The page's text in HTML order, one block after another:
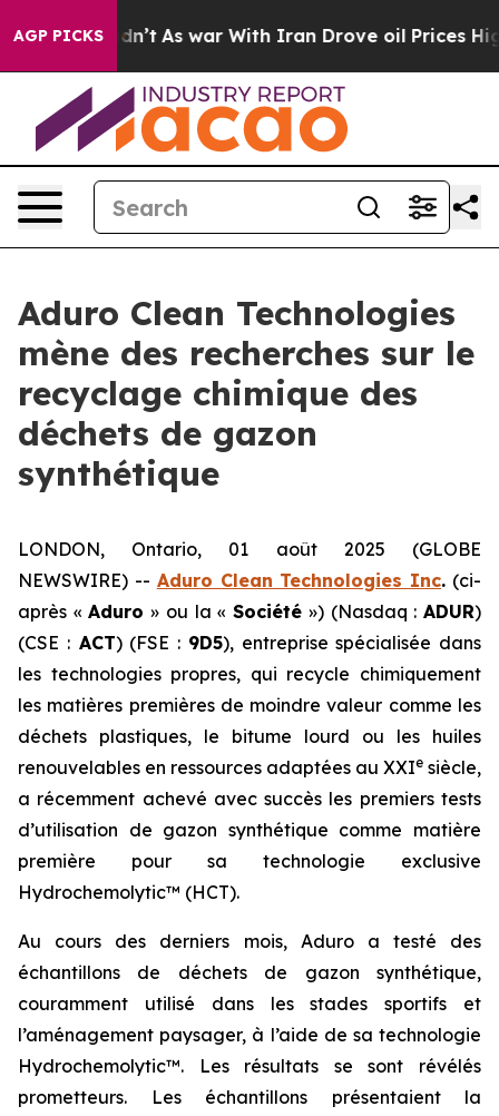
AGP PICKS
Didn’t As war With Iran Drove oil Prices Higher,
Aduro Clean Technologies
mène des recherches sur le
recyclage chimique des
déchets de gazon
synthétique
LONDON, Ontario, 01 août 2025 (GLOBE
NEWSWIRE) -- Aduro Clean Technologies Inc. (ci-
après «Aduro » ou la «Société ») (Nasdaq :ADUR)
(CSE :ACT) (FSE : 9D5), entreprise spécialisée dans
les technologies propres, qui recycle chimiquement
les matières premières de moindre valeur comme les
déchets plastiques, le bitume lourd ou les huiles
renouvelables en ressources adaptées au XXIe siècle,
a récemment achevé avec succès les premiers tests
d’utilisation de gazon synthétique comme matière
première pour sa technologie exclusive
Hydrochemolytic™ (HCT).
Au cours des derniers mois, Aduro a testé des
échantillons de déchets de gazon synthétique,
couramment utilisé dans les stades sportifs et
l’aménagement paysager, à l’aide de sa technologie
Hydrochemolytic™. Les résultats se sont révélés
prometteurs. Les échantillons présentaient la